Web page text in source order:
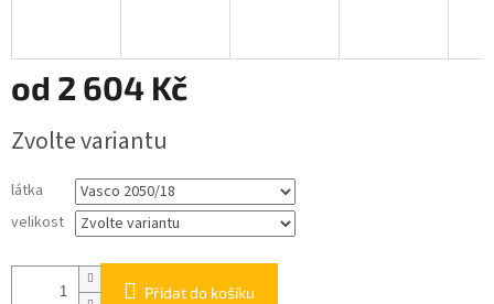
od 2 604 Kč
cena:
Zvolte variantu
látka
velikost
Přidat do košíku